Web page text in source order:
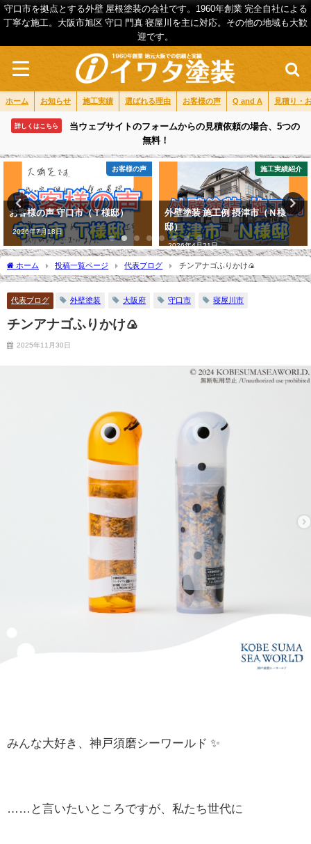
守口市を拠点とする外壁 屋根塗装の会社です。1960年創業 完全自社による
丁寧な施工。大阪市旭区 守口 門真 寝屋川を主に対応。その他の地域も大歓
迎です。
ホーム お知らせ 施工実績 選ばれる理由 お客様の声 Q and A 見積り・
詳しくはこちら
当ウェブサイトのフォームからの見積依頼の場合、5つの
無料！
お客様の声
お客様の声 守口市（Ｔ様邸）
2026年7月18日
施工実績紹介
外壁塗装 施工例 摂津市（Ｎ様
邸）
2026年4月21日
ホーム 投稿一覧ページ 代表ブログ チンアナゴふりかけ🍙
代表ブログ 外壁塗装 大阪府 守口市 寝屋川市
チンアナゴふりかけ🍙
2025年11月30日
みんな大好き、神戸須磨シーワールド ✨
……と言いたいところですが、私たち世代に